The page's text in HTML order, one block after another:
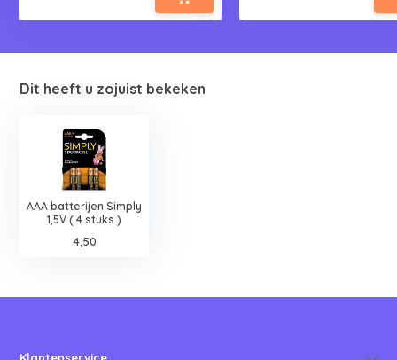
Dit heeft u zojuist bekeken
AAA batterijen Simply
1,5V ( 4 stuks )
4,50
Klantenservice